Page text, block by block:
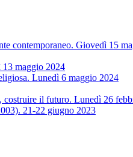
contemporaneo. Giovedì 15
13 maggio 2024
Lunedì 6 maggio 2024
costruire il futuro. Lunedì 26
21-22 giugno 2023